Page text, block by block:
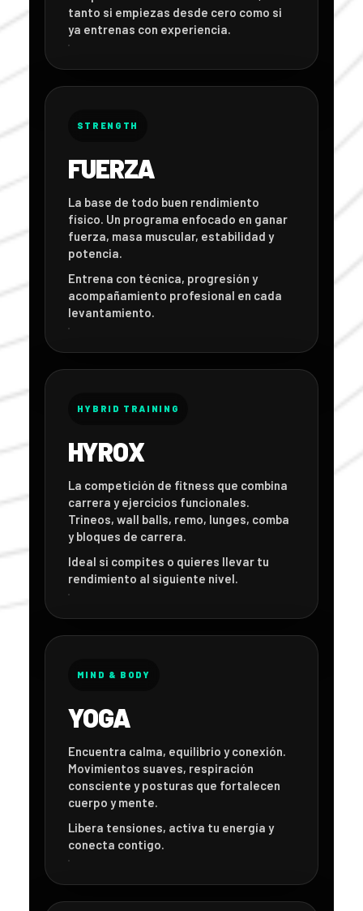
tanto si empiezas desde cero como si
ya entrenas con experiencia.
STRENGTH
FUERZA
La base de todo buen rendimiento
físico. Un programa enfocado en ganar
fuerza, masa muscular, estabilidad y
potencia.
Entrena con técnica, progresión y
acompañamiento profesional en cada
levantamiento.
HYBRID TRAINING
HYROX
La competición de fitness que combina
carrera y ejercicios funcionales.
Trineos, wall balls, remo, lunges, comba
y bloques de carrera.
Ideal si compites o quieres llevar tu
rendimiento al siguiente nivel.
MIND & BODY
YOGA
Encuentra calma, equilibrio y conexión.
Movimientos suaves, respiración
consciente y posturas que fortalecen
cuerpo y mente.
Libera tensiones, activa tu energía y
conecta contigo.